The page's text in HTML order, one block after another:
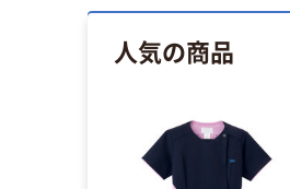
人気の商品